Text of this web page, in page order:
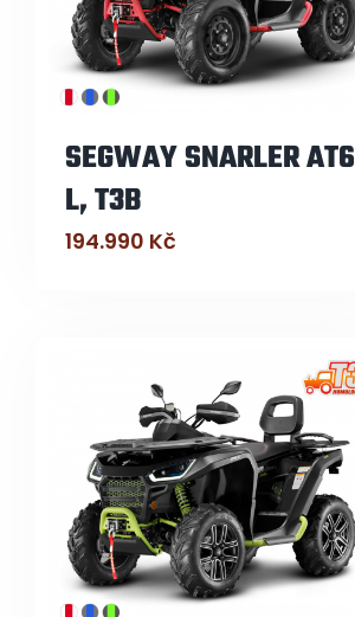
SEGWAY SNARLER AT6
L, T3B
194.990 Kč